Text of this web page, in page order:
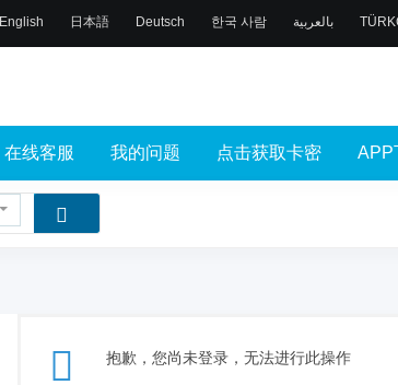
English 日本語 Deutsch 한국 사람 بالعربية
在线客服 我的问题 点击获取卡密 APP
抱歉，您尚未登录，无法进行此操作